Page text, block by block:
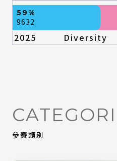
59%
9632
2025 Diversity
參賽類別